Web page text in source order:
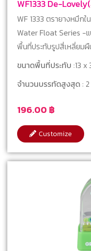
WF1333 De-
196.00 ฿
WF 1333 ตรายางหมึก
Water Float Series -
พื้นที่ประทับรูปสี่เหลี่ยม
ขนาดพื้นที่ประทับ :13 x
จำนวนบรรทัดสูงสุด: 2
Customize